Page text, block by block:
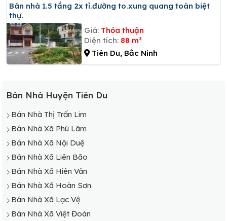
Bán nhà 1.5 tầng 2x tỉ.đường to.xung quang toàn biệt
thự.
Giá: Thỏa thuận
Diện tích: 88 m²
Tiên Du, Bắc Ninh
Bán Nhà Huyện Tiên Du
Bán Nhà Thị Trấn Lim
Bán Nhà Xã Phú Lâm
Bán Nhà Xã Nội Duệ
Bán Nhà Xã Liên Bão
Bán Nhà Xã Hiên Vân
Bán Nhà Xã Hoàn Sơn
Bán Nhà Xã Lạc Vệ
Bán Nhà Xã Việt Đoàn